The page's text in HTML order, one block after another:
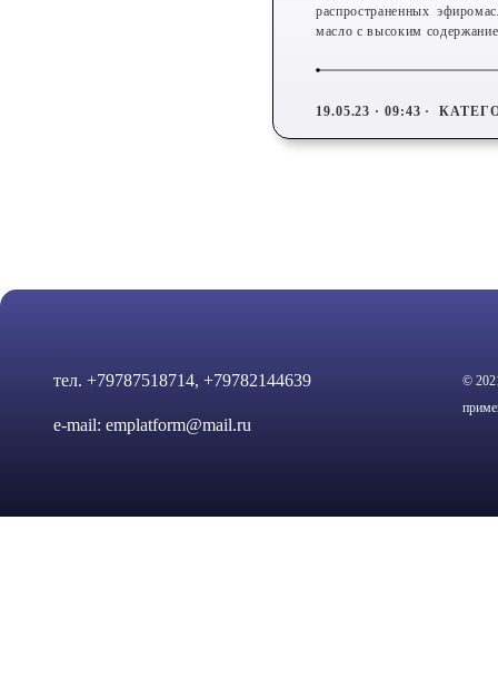
распространенных
масло с высоким
19.05.23 · 09:43 ·
тел. +79787518714, +79782144639
e-mail: emplatform@mail.ru
©